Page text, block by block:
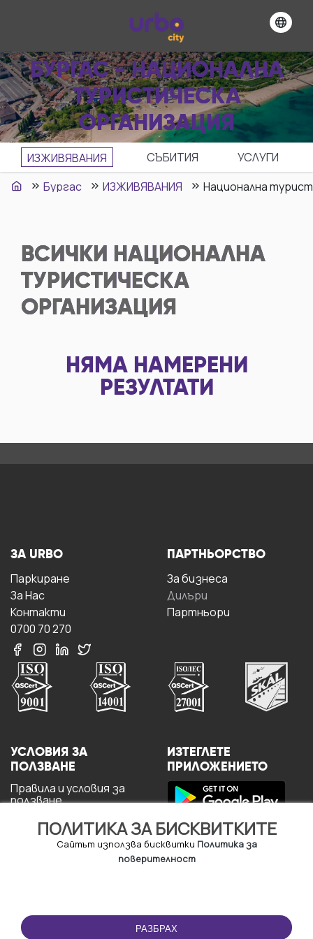
БУРГАС - НАЦИОНАЛНА
ТУРИСТИЧЕСКА
ОРГАНИЗАЦИЯ
ИЗЖИВЯВАНИЯ СЪБИТИЯ
УСЛУГИ
Бургас
ИЗЖИВЯВАНИЯ Национална
ВСИЧКИ
НАЦИОНАЛНА
ТУРИСТИЧЕСКА
ОРГАНИЗАЦИЯ
НЯМА НАМЕРЕНИ
РЕЗУЛТАТИ
ПОЛИТИКА ЗА БИСКВИТКИТЕ
Сайтът използва бисквитки Политика за
поверителност
РАЗБРАХ
ЗА URBO
Паркиране
За Hас
Контакти
0700 70 270
ПАРТНЬОРСТВО
За бизнесa
Дилъри
Партньори
УСЛОВИЯ ЗА
ПОЛЗВАНЕ
Правила и условия за
ползване
поверителност
Политика за кукита
ИЗТЕГЛЕТЕ
ПРИЛОЖЕНИЕТО